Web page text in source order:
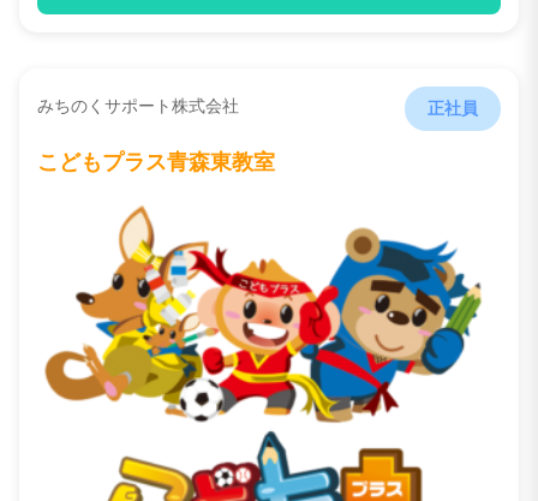
みちのくサポート株式会社 正社員
こどもプラス青森東教室